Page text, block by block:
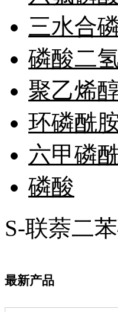
砷
试纸
锶
素
钽
铜
肟
烯
硒
三水合
磷酸二
聚乙烯
环磷酰
六甲磷
磷酸
S-联萘二
最新产品